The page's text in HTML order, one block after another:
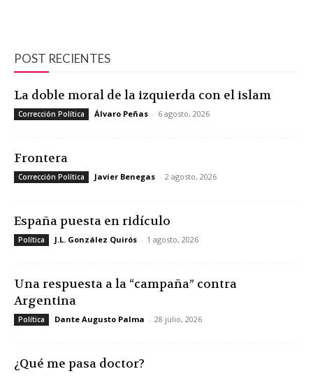
POST RECIENTES
La doble moral de la izquierda con el islam
Corrección Política Álvaro Peñas - 6 agosto, 2026
Frontera
Corrección Política Javier Benegas - 2 agosto, 2026
España puesta en ridículo
Política J.L. González Quirós - 1 agosto, 2026
Una respuesta a la “campaña” contra
Argentina
Política Dante Augusto Palma - 28 julio, 2026
¿Qué me pasa doctor?